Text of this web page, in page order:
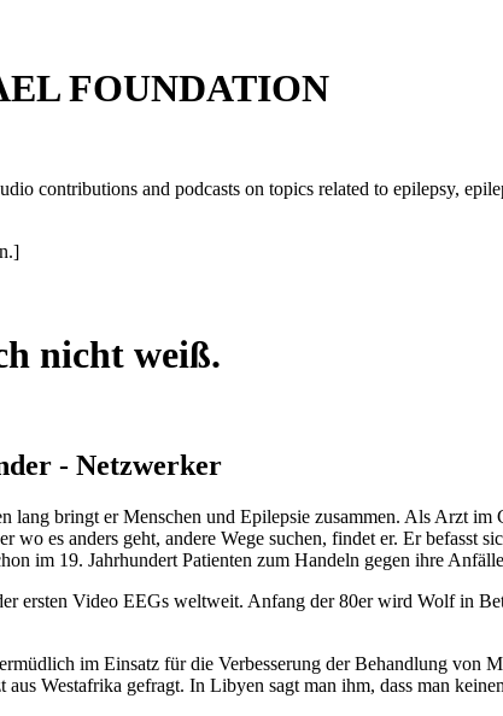
FOUNDATION
and podcasts on topics related to epilepsy,
nicht weiß.
- Netzwerker
bringt er Menschen und Epilepsie zusammen. Als Arzt im
wo es anders geht, andere Wege suchen, findet er. Er
im 19. Jahrhundert Patienten zum Handeln gegen ihre
ersten Video EEGs weltweit. Anfang der 80er wird Wolf in
im Einsatz für die Verbesserung der Behandlung
Westafrika gefragt. In Libyen sagt man ihm, dass man